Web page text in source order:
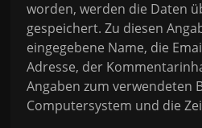
worden, werden die Daten
gespeichert. Zu diesen
eingegebene Name, die
Adresse, der
Angaben zum verwendeten
Computersystem und die